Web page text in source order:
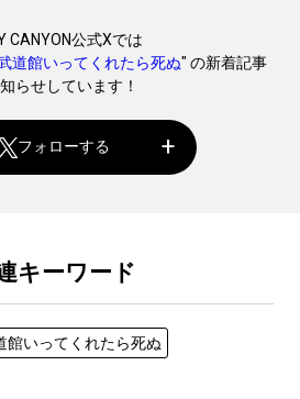
CANYON公式Xでは
道館いってくれたら死ぬ" の新着記事
らせしています！
フォローする
キーワード
館いってくれたら死ぬ